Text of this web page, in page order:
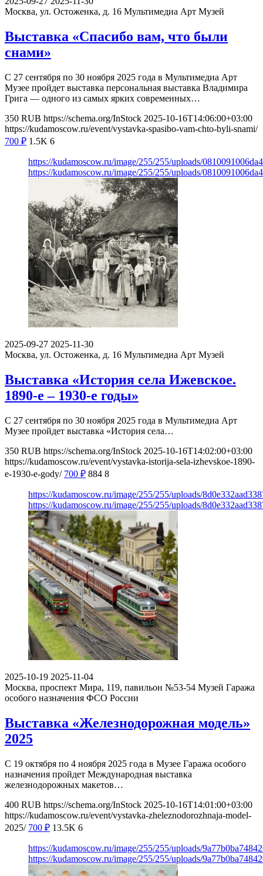
Москва, ул. Остоженка, д. 16 Мультимедиа Арт Музей
Выставка «Спасибо вам, что были
снами»
С 27 сентября по 30 ноября 2025 года в Мультимедиа Арт
Музее пройдет выставка персональная выставка Владимира
Грига — одного из самых ярких современных…
350 RUB https://schema.org/InStock 2025-10-16T14:06:00+03:00
https://kudamoscow.ru/event/vystavka-spasibo-vam-chto-byli-snami/
700 ₽ 1.5K 6
https://kudamoscow.ru/image/255/255/uploads/
https://kudamoscow.ru/image/255/255/uploads/
2025-09-27 2025-11-30
Москва, ул. Остоженка, д. 16 Мультимедиа Арт Музей
Выставка «История села Ижевское.
1890-е – 1930-е годы»
С 27 сентября по 30 ноября 2025 года в Мультимедиа Арт
Музее пройдет выставка «История села…
350 RUB https://schema.org/InStock 2025-10-16T14:02:00+03:00
https://kudamoscow.ru/event/vystavka-istorija-sela-izhevskoe-1890-
e-1930-e-gody/ 700 ₽ 884 8
https://kudamoscow.ru/image/255/255/uploads/
https://kudamoscow.ru/image/255/255/uploads/
2025-10-19 2025-11-04
Москва, проспект Мира, 119, павильон №53-54 Музей Гаража
особого назначения ФСО России
Выставка «Железнодорожная модель»
2025
С 19 октября по 4 ноября 2025 года в Музее Гаража особого
назначения пройдет Международная выставка
железнодорожных макетов…
400 RUB https://schema.org/InStock 2025-10-16T14:01:00+03:00
https://kudamoscow.ru/event/vystavka-zheleznodorozhnaja-model-
2025/ 700 ₽ 13.5K 6
https://kudamoscow.ru/image/255/255/uploads/
https://kudamoscow.ru/image/255/255/uploads/